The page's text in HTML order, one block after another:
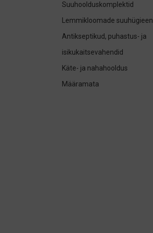
Suuhoolduskomplektid
Lemmikloomade suuhügieen
Antikseptikud, puhastus- ja
isikukaitsevahendid
Käte- ja nahahooldus
Määramata